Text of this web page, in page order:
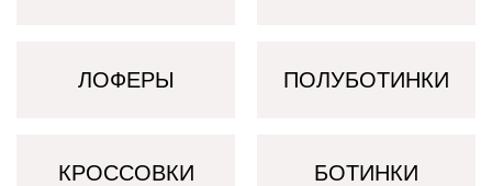
ЛОФЕРЫ ПОЛУБОТИНКИ
КРОССОВКИ БОТИНКИ